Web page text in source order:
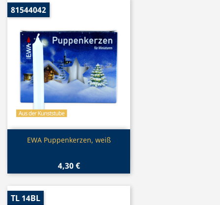
Vorschau
EWA Puppenkerzen, weiß
4,30 €
81544042
TL 14BL